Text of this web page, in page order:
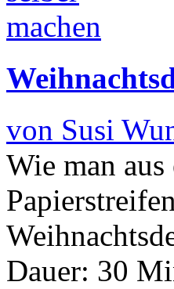
von Susi
Wie man
Dauer: 30